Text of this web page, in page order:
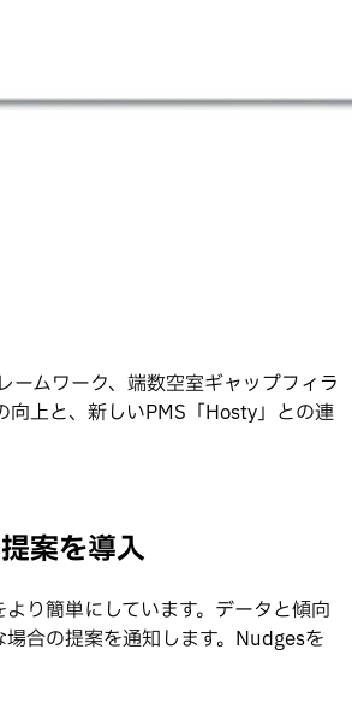
ムワーク、端数空室ギャップフィラ
向上と、新しいPMS「Hosty」との連
案を導入
り簡単にしています。データと傾向
合の提案を通知します。Nudgesを